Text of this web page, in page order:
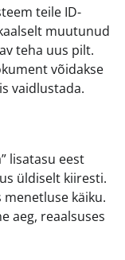
teile ID-
muutunud
teha uus pilt.
võidakse
vaidlustada.
lisatasu eest
üldiselt kiiresti.
käiku.
aeg, reaalsuses